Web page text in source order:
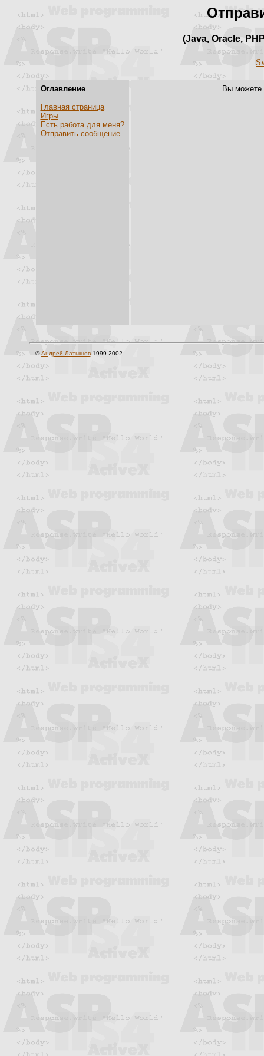
(Java, Oracle,
Оглавление
Главная страница
Игры
Есть работа для меня?
Отправить сообщение
Вы можете
©Андрей Латышев1999-2002